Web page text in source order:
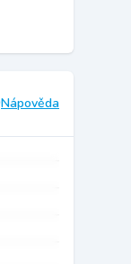
Nápověda